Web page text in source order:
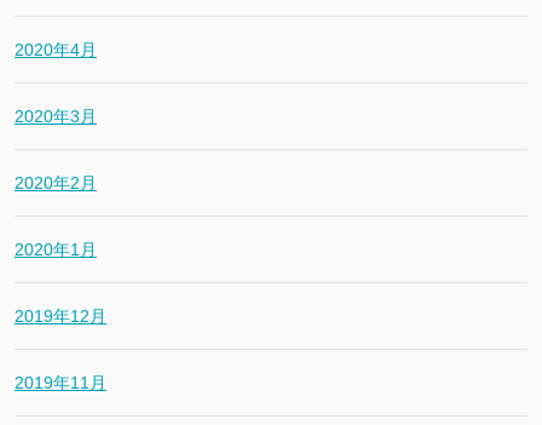
2020年4月
2020年3月
2020年2月
2020年1月
2019年12月
2019年11月